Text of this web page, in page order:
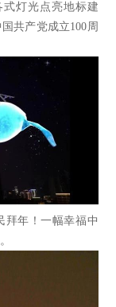
灯光点亮地标建
共产党成立100周
拜年！一幅幸福中